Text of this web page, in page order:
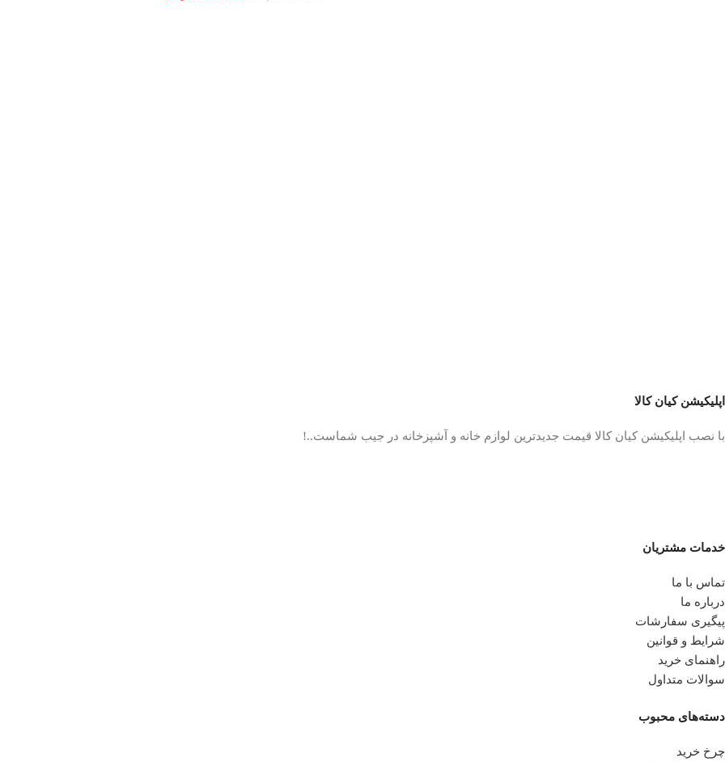
اپلیکیشن کیان کالا
با نصب اپلیکیشن کیان کالا قیمت جدیدترین لوازم خانه و آشپزخانه در جیب شماست..!
خدمات مشتریان
تماس با ما
درباره ما
پیگیری سفارشات
شرایط و قوانین
راهنمای خرید
سوالات متداول
دسته‌های محبوب
چرخ خرید